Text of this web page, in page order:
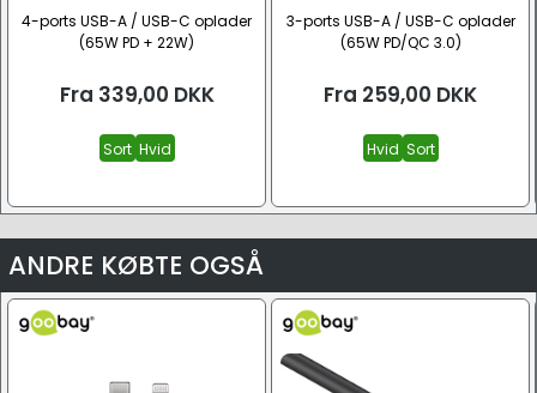
4-ports USB-A / USB-C oplader
(65W PD + 22W)
Fra 339,00 DKK
Sort Hvid
3-ports USB-A / USB-C oplader
(65W PD/QC 3.0)
Fra 259,00 DKK
Hvid Sort
ANDRE KØBTE OGSÅ